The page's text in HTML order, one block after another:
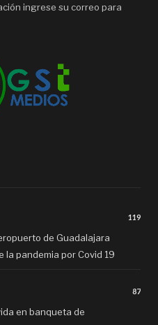
ingrese su correo para
119
de Guadalajara
la pandemia por Covid 19
87
en banqueta de